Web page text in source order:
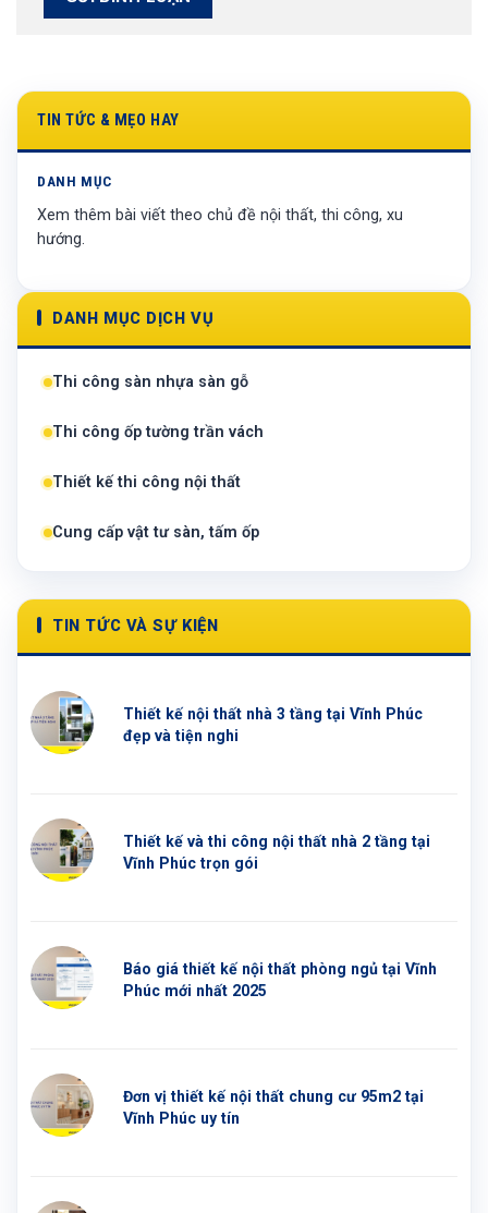
TIN TỨC & MẸO HAY
DANH MỤC
Xem thêm bài viết theo chủ đề nội thất, thi công, xu
hướng.
DANH MỤC DỊCH VỤ
Thi công sàn nhựa sàn gỗ
Thi công ốp tường trần vách
Thiết kế thi công nội thất
Cung cấp vật tư sàn, tấm ốp
TIN TỨC VÀ SỰ KIỆN
Thiết kế nội thất nhà 3 tầng tại Vĩnh Phúc
đẹp và tiện nghi
Thiết kế và thi công nội thất nhà 2 tầng tại
Vĩnh Phúc trọn gói
Báo giá thiết kế nội thất phòng ngủ tại Vĩnh
Phúc mới nhất 2025
Đơn vị thiết kế nội thất chung cư 95m2 tại
Vĩnh Phúc uy tín